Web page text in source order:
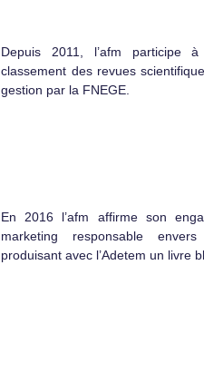
Depuis 2011, l’afm participe
classement des revues
gestion par la FNEGE.
En 2016 l’afm affirme son
marketing responsable
produisant avec l’Adetem un livre